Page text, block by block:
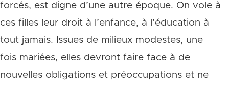
forcés, est digne d’une autre époque. On vole à
ces filles leur droit à l’enfance, à l’éducation à
tout jamais. Issues de milieux modestes, une
fois mariées, elles devront faire face à de
nouvelles obligations et préoccupations et ne